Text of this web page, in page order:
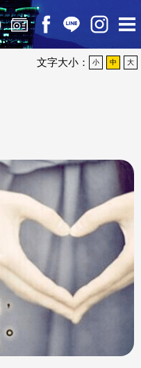
文字大小： 小 中 大